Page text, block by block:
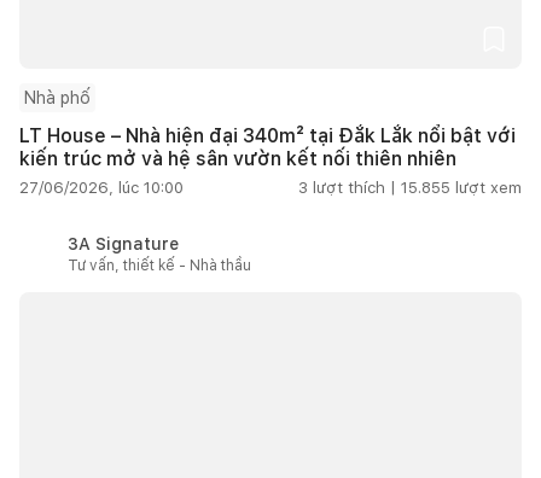
Nhà phố
LT House – Nhà hiện đại 340m² tại Đắk Lắk nổi bật với
kiến trúc mở và hệ sân vườn kết nối thiên nhiên
27/06/2026, lúc 10:00 3 lượt thích | 15.855 lượt xem
3A Signature
Tư vấn, thiết kế - Nhà thầu